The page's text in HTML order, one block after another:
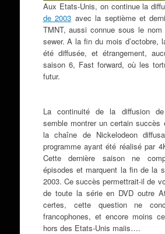
Aux Etats-Unis, on continue la
de 2003 avec la septième et
TMNT, aussi connue sous le
sewer. A la fin du mois d’octobre,
été diffusée, et étrangement,
saison 6, Fast forward, où les
futur.
La continuité de la diffusion
semble montrer un certain
la chaîne de Nickelodeon
programme ayant été réalisé par
Cette dernière saison ne
épisodes et marquent la fin de la
2003. Ce succès permettrait-il de
de toute la série en DVD outre
certes, cette question ne
francophones, et encore moins
hors des Etats-Unis maiis….